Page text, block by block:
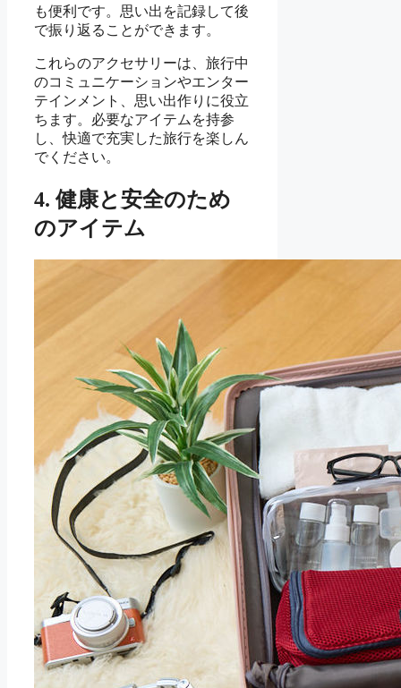
も便利です。思い出を記録して後
で振り返ることができます。
これらのアクセサリーは、旅行中
のコミュニケーションやエンター
テインメント、思い出作りに役立
ちます。必要なアイテムを持参
し、快適で充実した旅行を楽しん
でください。
4. 健康と安全のため
のアイテム